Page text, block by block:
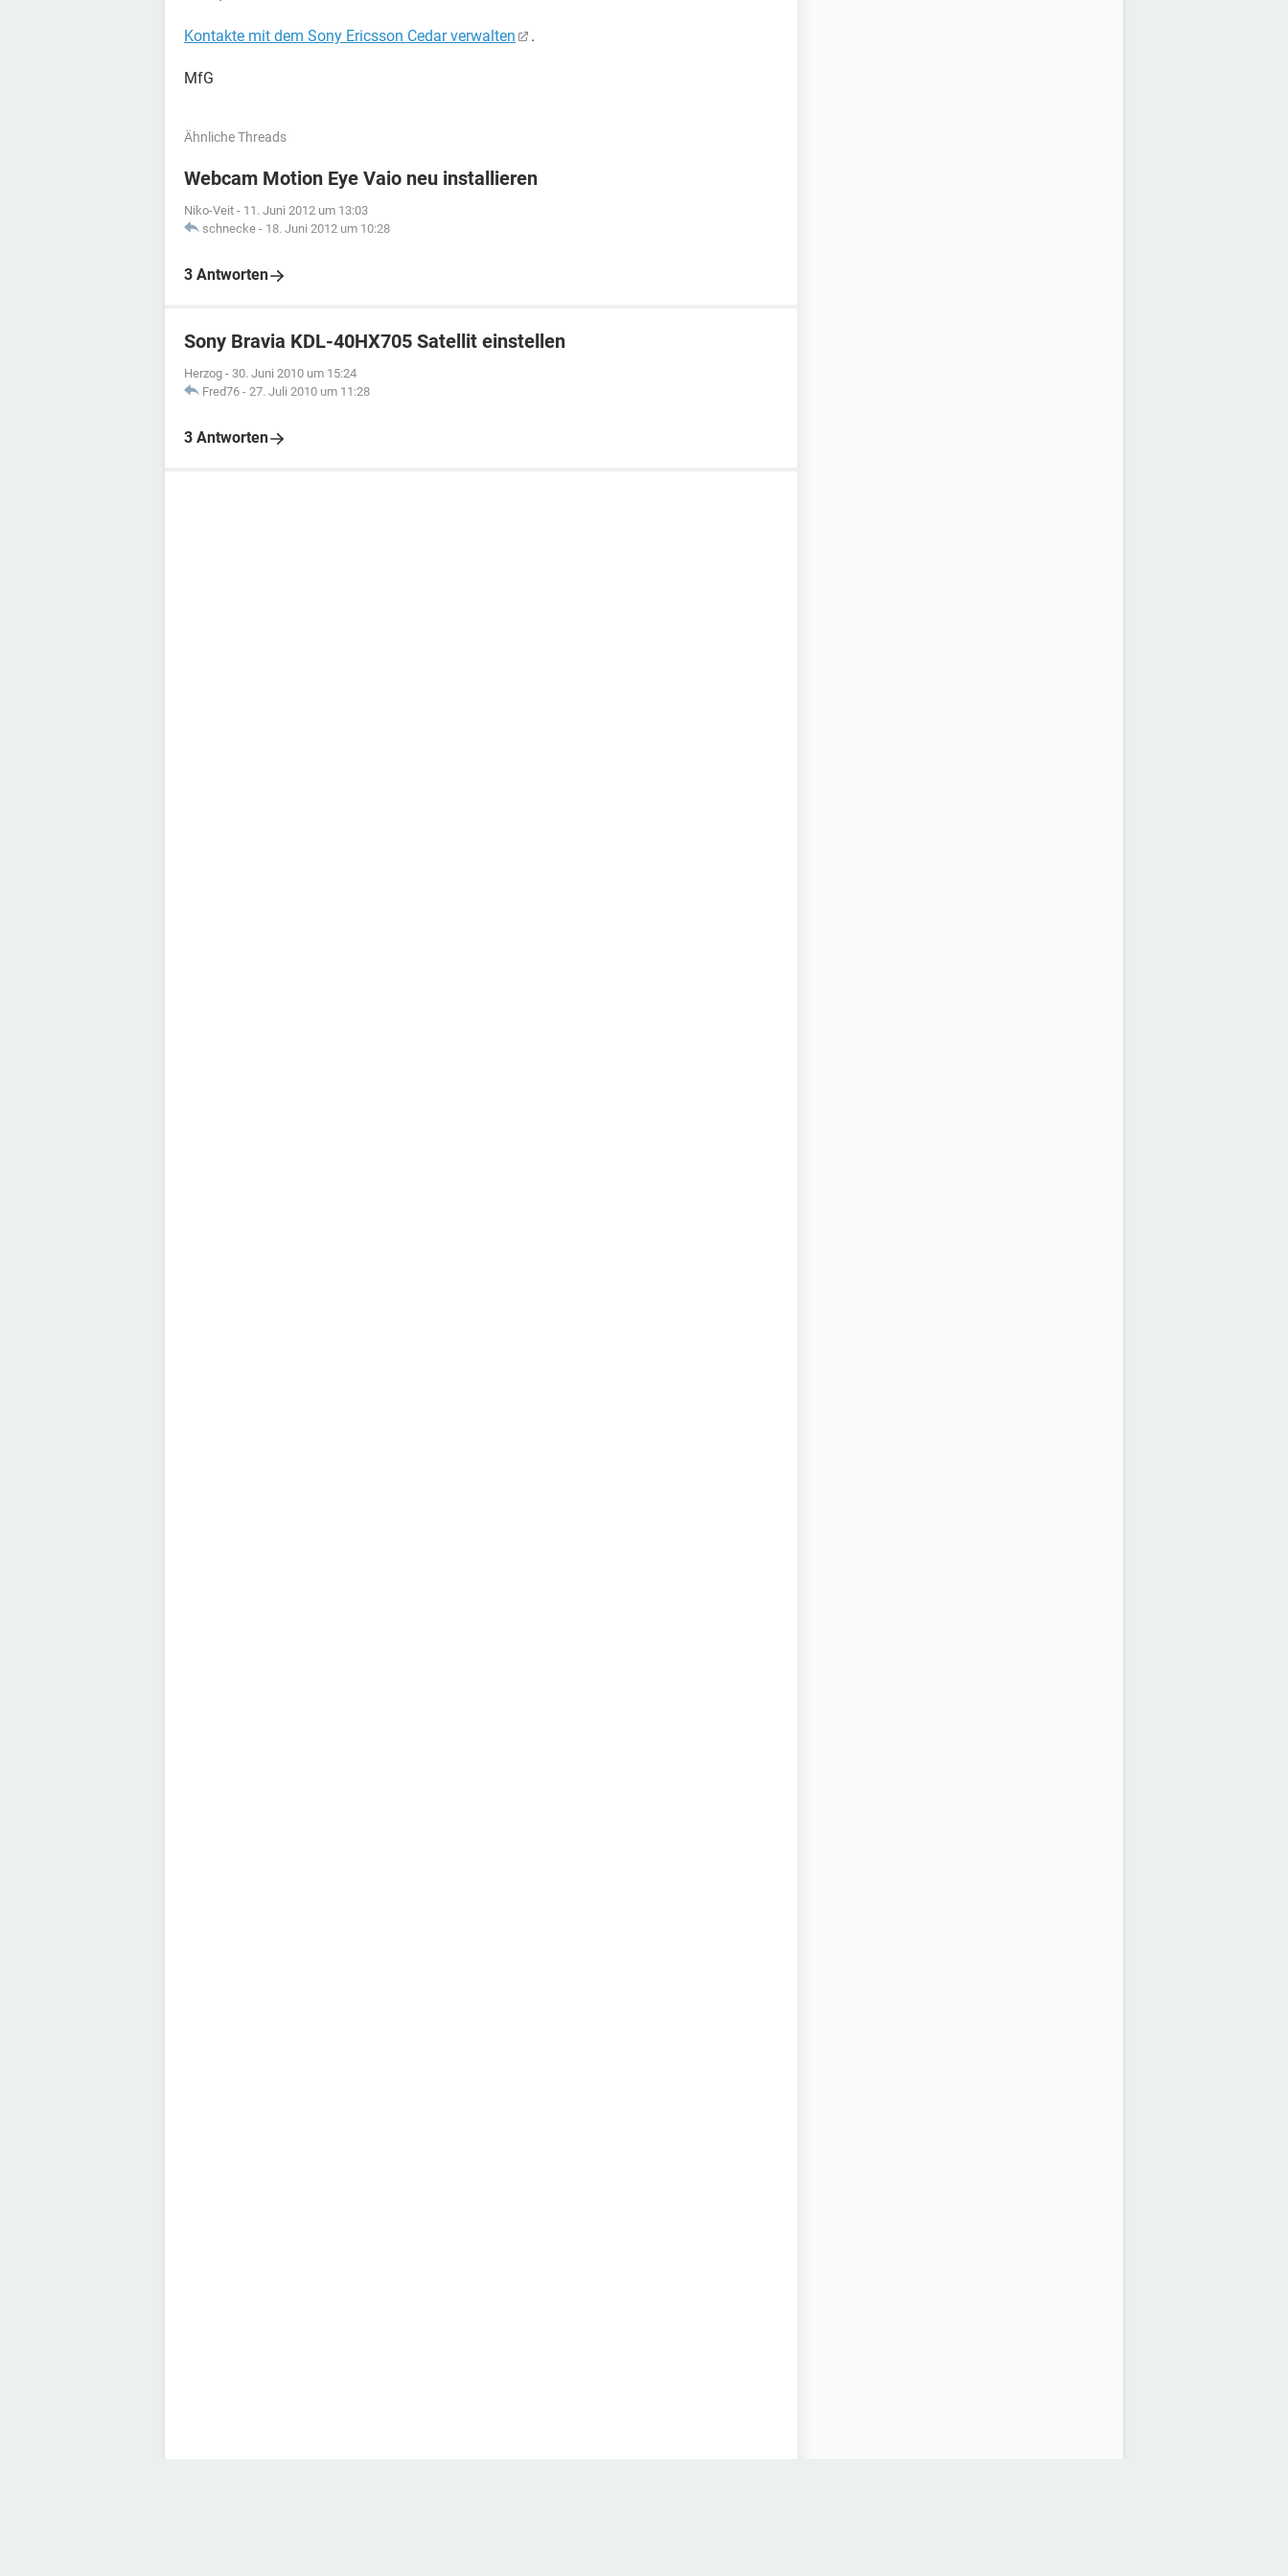
Kontakte mit dem Sony Ericsson Cedar verwalten .
MfG
Ähnliche Threads
Webcam Motion Eye Vaio neu installieren
Niko-Veit - 11. Juni 2012 um 13:03
schnecke - 18. Juni 2012 um 10:28
3 Antworten
Sony Bravia KDL-40HX705 Satellit einstellen
Herzog - 30. Juni 2010 um 15:24
Fred76 - 27. Juli 2010 um 11:28
3 Antworten